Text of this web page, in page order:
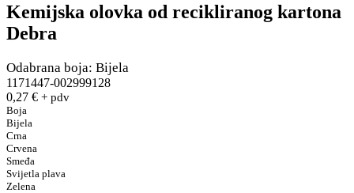
Kemijska olovka od recikliranog kartona
Debra
Odabrana boja: Bijela
1171447-002999128
0,27 € + pdv
Boja
Bijela
Crna
Crvena
Smeđa
Svijetla plava
Zelena